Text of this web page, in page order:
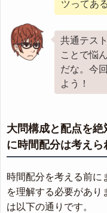
ツってあ
共通テス
ことで悩
だな。今
よう！
大問構成と配点を
に時間配分は考えら
時間配分を考える前に
を理解する必要があり
は以下の通りです。